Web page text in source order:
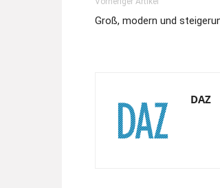
Groß, modern und
DAZ